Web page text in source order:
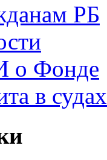
РБ
Фонде
в судах